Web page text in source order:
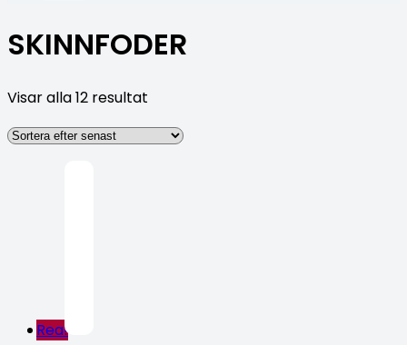
SKINNFODER
Visar alla 12 resultat
Rea!